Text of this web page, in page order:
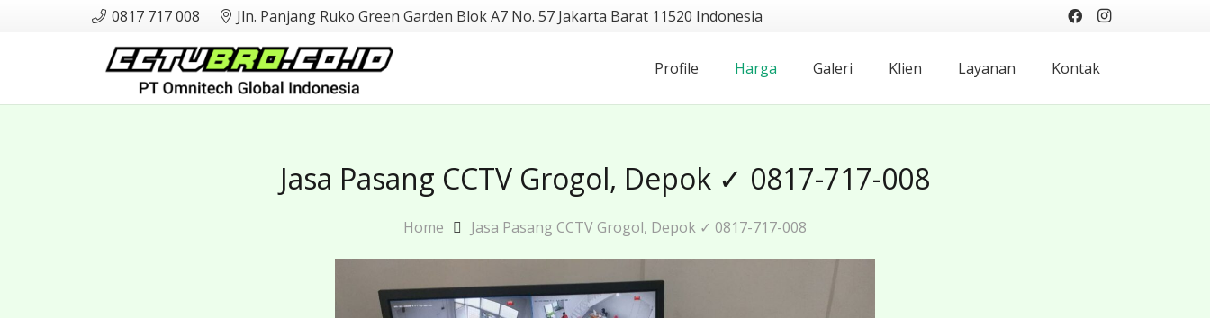
0817 717 008 Jln. Panjang Ruko Green Garden Blok A7 No. 57 Jakarta Barat 11520 Indonesia
Profile Harga Galeri Klien Layanan Kontak
Jasa Pasang CCTV Grogol, Depok ✓ 0817-717-008
Home Jasa Pasang CCTV Grogol, Depok ✓ 0817-717-008